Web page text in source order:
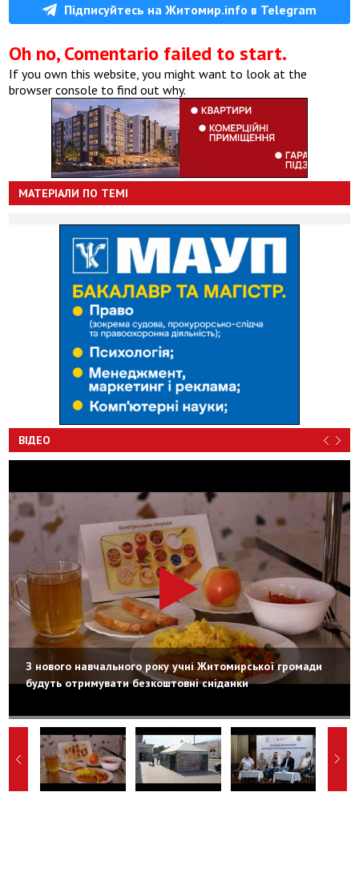
Підписуйтесь на Житомир.info в Telegram
Oh no, Comentario failed to start.
If you own this website, you might want to look at the
browser console to find out why.
МАТЕРІАЛИ ПО ТЕМІ
ВІДЕО
З нового навчального року учні Житомирської громади
будуть отримувати безкоштовні сніданки